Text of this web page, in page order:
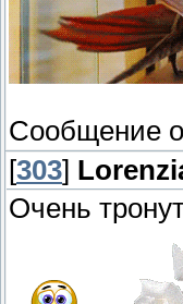
Сообщение
[303]
Очень